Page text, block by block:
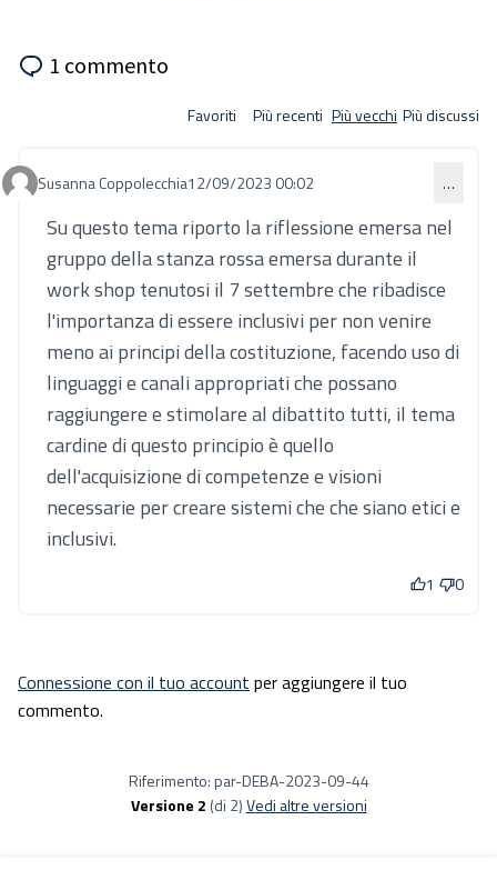
1 commento
Favoriti Più recenti Più vecchi Più discussi
Commento 865
Susanna Coppolecchia12/09/2023 00:02 …
Su questo tema riporto la riflessione emersa nel
gruppo della stanza rossa emersa durante il
work shop tenutosi il 7 settembre che ribadisce
l'importanza di essere inclusivi per non venire
meno ai principi della costituzione, facendo uso di
linguaggi e canali appropriati che possano
raggiungere e stimolare al dibattito tutti, il tema
cardine di questo principio è quello
dell'acquisizione di competenze e visioni
necessarie per creare sistemi che che siano etici e
inclusivi.
1 0
Connessione con il tuo account per aggiungere il tuo
commento.
Riferimento: par-DEBA-2023-09-44
Versione 2 (di 2) vedi altre versioni